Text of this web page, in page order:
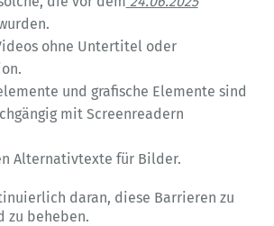
ohne Untertitel oder
und grafische Elemente sind
mit Screenreadern
Alternativtexte für Bilder.
daran, diese Barrieren zu
zu beheben.